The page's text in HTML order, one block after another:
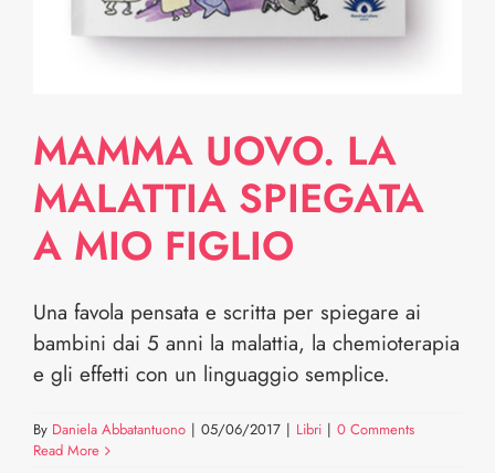
MAMMA UOVO. LA
MALATTIA SPIEGATA
A MIO FIGLIO
Una favola pensata e scritta per spiegare ai
bambini dai 5 anni la malattia, la chemioterapia
e gli effetti con un linguaggio semplice.
By Daniela Abbatantuono | 05/06/2017 | Libri | 0 Comments
Read More